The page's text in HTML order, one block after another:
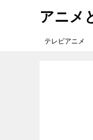
アニメ
テレビアニメ